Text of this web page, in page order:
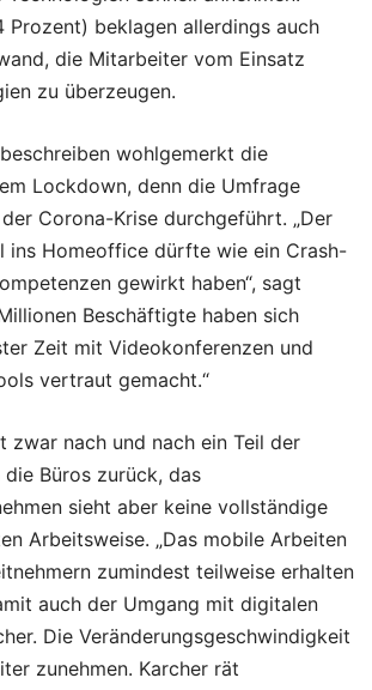
Prozent) beklagen allerdings auch
die Mitarbeiter vom Einsatz
zu überzeugen.
wohlgemerkt die
Lockdown, denn die Umfrage
Corona-Krise durchgeführt. „Der
ins Homeoffice dürfte wie ein Crash-
gewirkt haben“, sagt
Beschäftigte haben sich
Zeit mit Videokonferenzen und
vertraut gemacht.“
zwar nach und nach ein Teil der
Büros zurück, das
sieht aber keine vollständige
Arbeitsweise. „Das mobile Arbeiten
zumindest teilweise erhalten
auch der Umgang mit digitalen
Die Veränderungsgeschwindigkeit
zunehmen. Karcher rät